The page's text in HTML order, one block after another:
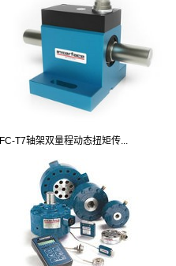
FC-T7轴架双量程动态扭矩传...